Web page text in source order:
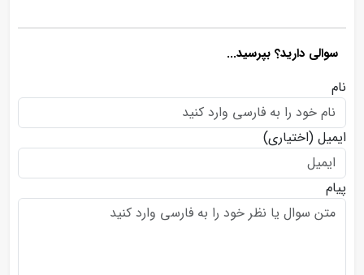
سوالی دارید؟ بپرسید...
نام
ایمیل (اختیاری)
پیام